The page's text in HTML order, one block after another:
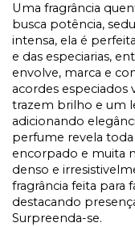
Uma fragrância
busca potência,
intensa, ela é
e das especiarias,
envolve, marca e
acordes especiados
trazem brilho e um
adicionando
perfume revela
encorpado e muita
denso e
fragrância feita para
destacando
Surpreenda-se.